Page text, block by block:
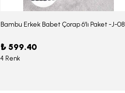
Bambu Erkek Babet Çorap 6'lı Paket -J-08
₺ 599.40
4 Renk